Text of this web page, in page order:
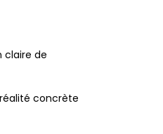
claire de
concrète